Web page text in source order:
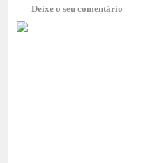
Deixe o seu comentário